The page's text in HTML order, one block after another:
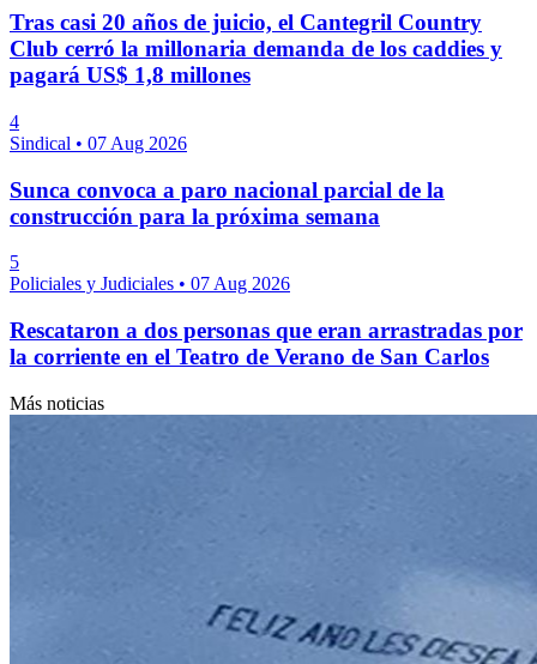
Tras casi 20 años de juicio, el Cantegril Country
Club cerró la millonaria demanda de los caddies y
pagará US$ 1,8 millones
4
Sindical • 07 Aug 2026
Sunca convoca a paro nacional parcial de la
construcción para la próxima semana
5
Policiales y Judiciales • 07 Aug 2026
Rescataron a dos personas que eran arrastradas por
la corriente en el Teatro de Verano de San Carlos
Más noticias